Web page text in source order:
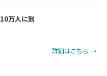
万人に到
詳細はこちら →